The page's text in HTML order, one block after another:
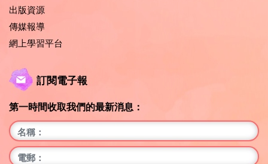
出版資源
傳媒報導
網上學習平台
訂閱電子報
第一時間收取我們的最新消息：